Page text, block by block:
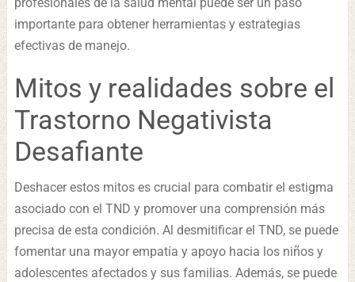
importante para obtener herramientas y estrategias
efectivas de manejo.
Mitos y realidades sobre el
Trastorno Negativista
Desafiante
Deshacer estos mitos es crucial para combatir el estigma
asociado con el TND y promover una comprensión más
precisa de esta condición. Al desmitificar el TND, se puede
fomentar una mayor empatía y apoyo hacia los niños y
adolescentes afectados y sus familias. Además, se puede